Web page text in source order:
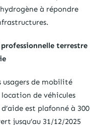
à répondre
terrestre
de mobilité
de véhicules
est plafonné à 300
jusqu’au 31/12/2025